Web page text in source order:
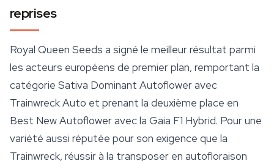
reprises
Royal Queen Seeds a signé le meilleur résultat parmi
les acteurs européens de premier plan, remportant la
catégorie Sativa Dominant Autoflower avec
Trainwreck Auto et prenant la deuxième place en
Best New Autoflower avec la Gaia F1 Hybrid. Pour une
variété aussi réputée pour son exigence que la
Trainwreck, réussir à la transposer en autofloraison